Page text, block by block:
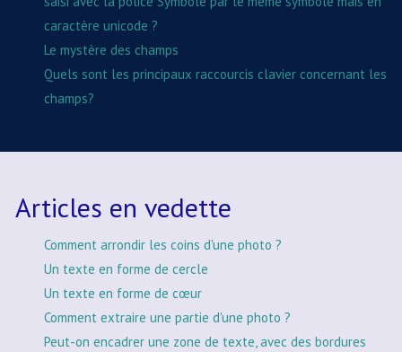
caractère unicode ?
Le mystère des champs
Quels sont les principaux raccourcis clavier concernant les
champs?
Articles en vedette
Comment arrondir les coins d'une photo ?
Un texte en forme de cercle
Un texte en forme de cœur
Comment extraire une partie d'une photo ?
Peut-on encadrer une zone de texte, avec des bordures